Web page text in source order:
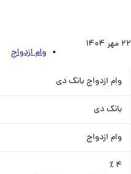
وام ازدواج
وام ازدواج بانک دی
بانک دی
وام ازدواج